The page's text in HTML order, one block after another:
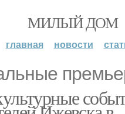
МИЛЫЙ ДОМ
главная новости